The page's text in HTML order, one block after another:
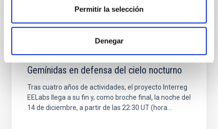
Permitir la selección
Denegar
NOTICIA
Gemínidas en defensa del cielo nocturno
Tras cuatro años de actividades, el proyecto Interreg
EELabs llega a su fin y, como broche final, la noche del
14 de diciembre, a partir de las 22:30 UT (hora...